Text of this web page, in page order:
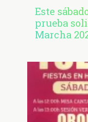
Este
prueba
Marcha